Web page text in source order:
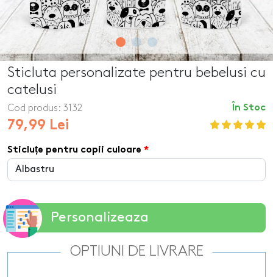
Sticluta personalizate pentru bebelusi cu
catelusi
În Stoc
Cod produs: 3132
79,99 Lei
Sticluțe pentru copii culoare
Personalizeaza
OPTIUNI DE LIVRARE